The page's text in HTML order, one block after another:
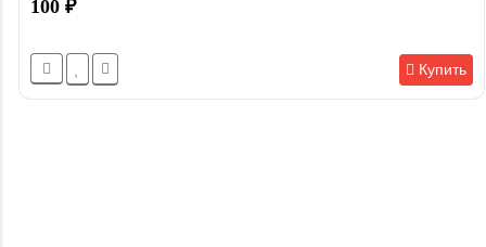
100 ₽
Купить